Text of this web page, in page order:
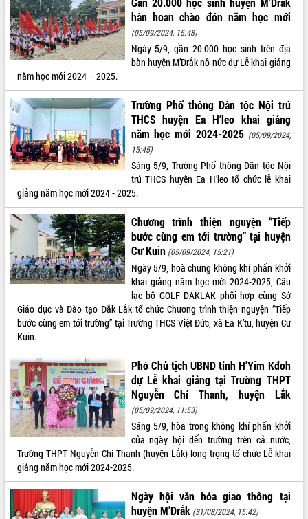
Trailer Lễ hội Sầu riêng Đắk Lắk năm
2026
Khám bệnh, cấp phát thuốc miễn phí
và tặng quà người dân xã Cư Pui
Hội nghị UBND tỉnh Đắk Lắk thường kỳ
tháng 7/2026
Lễ truy tặng danh hiệu “Bà Mẹ Việt
Nam Anh hùng” và trao Huân chương
Lao động
UBND tỉnh Đắk Lắk triển khai nhiệm
vụ 6 tháng cuối năm 2026
Kỳ họp thứ Hai, Hội đồng nhân dân
tỉnh khóa XI quyết nghị nhiều nội dung
quan trọng
Bí thư Tỉnh ủy Lương Nguyễn Minh
Triết thăm, tặng quà người có công với
cách mạng
Rà soát, hoàn thiện hệ thống thiết chế
phát triển mới
Thường trực HĐND tỉnh Đắk Lắk gặp
mặt Đoàn chuyên gia y tế TP. Hồ Chí
Lễ truy điệu và an táng hài cốt liệt sĩ
tại Nghĩa trang Liệt sĩ xã Sơn Hòa
Bàn giải pháp tháo gỡ khó khăn trong
xuất khẩu sầu riêng và triển khai quy
định EUDR
Thứ trưởng Bộ Nông nghiệp và Môi
trường Nguyễn Hoàng Hiệp khảo sát
vùng trồng và doanh nghiệp đóng gói
sầu riêng tại Đắk Lắk
Trình diễn nghệ thuật chế biến các
món ăn từ sầu riêng
ALBUM ẢNH
LIÊN KẾT WEB
THỐNG KÊ TRUY CẬP
Hôm nay: 10640
Tất cả: 66123754
hân hoan chào đón năm học mới
(05/09/2024, 15:48)
Ngày 5/9, gần 20.000 học sinh trên địa
bàn huyện M’Drắk nô nức dự Lễ khai giảng
năm học mới 2024 – 2025.
Trường Phổ thông Dân tộc Nội trú
THCS huyện Ea H’leo khai giảng
năm học mới 2024-2025 (05/09/2024,
15:45)
Sáng 5/9, Trường Phổ thông Dân tộc Nội
trú THCS huyện Ea H’leo tổ chức lễ khai
giảng năm học mới 2024 - 2025.
Chương trình thiện nguyện “Tiếp
bước cùng em tới trường” tại huyện
Cư Kuin (05/09/2024, 15:21)
Ngày 5/9, hoà chung không khí phấn khởi
khai giảng năm học mới 2024-2025, Câu
lạc bộ GOLF DAKLAK phối hợp cùng Sở
Giáo dục và Đào tạo Đắk Lắk tổ chức Chương trình thiện nguyện “Tiếp
bước cùng em tới trường” tại Trường THCS Việt Đức, xã Ea K’tu, huyện Cư
Kuin.
Phó Chủ tịch UBND tỉnh H’Yim Kđoh
dự Lễ khai giảng tại Trường THPT
Nguyễn Chí Thanh, huyện Lắk
(05/09/2024, 11:53)
Sáng 5/9, hòa trong không khí phấn khởi
của ngày hội đến trường trên cả nước,
Trường THPT Nguyễn Chí Thanh (huyện Lắk) long trọng tổ chức Lễ khai
giảng năm học mới 2024-2025.
Ngày hội văn hóa giao thông tại
huyện M’Drắk (31/08/2024, 15:42)